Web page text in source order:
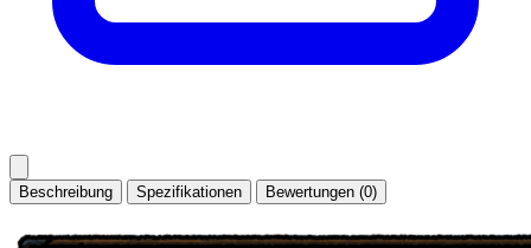
Beschreibung Spezifikationen Bewertungen (0)